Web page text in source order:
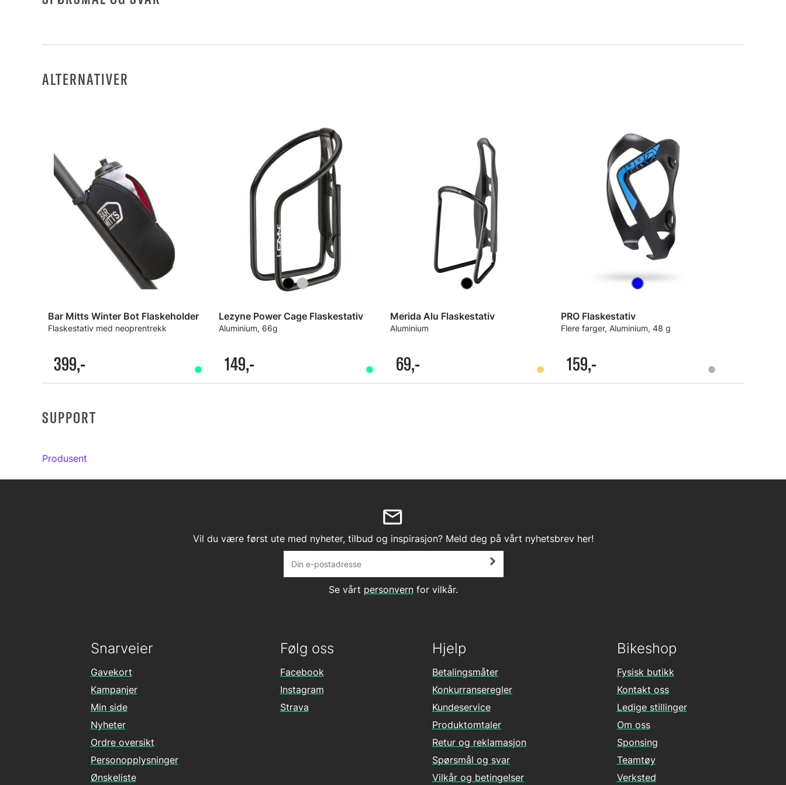
ALTERNATIVER
Bar Mitts Winter Bot Flaskeholder
Flaskestativ med neoprentrekk
399,-
Lezyne Power Cage Flaskestativ
Aluminium, 66g
149,-
Merida Alu Flaskestativ
Aluminium
69,-
PRO Flaskestativ
Flere farger, Aluminium, 48 g
159,-
SUPPORT
Produsent
Vil du være først ute med nyheter, tilbud og inspirasjon? Meld deg på vårt nyhetsbrev her!
Se vårt personvernfor vilkår.
Følg oss
Facebook
Instagram
Strava
Hjelp
Betalingsmåter
Konkurranseregler
Kundeservice
Produktomtaler
Retur og reklamasjon
Spørsmål og svar
Vilkår og betingelser
Snarveier
Gavekort
Kampanjer
Min side
Nyheter
Ordre oversikt
Personopplysninger
Ønskeliste
Bikeshop
Fysisk butikk
Kontakt oss
Ledige stillinger
Om oss
Sponsing
Teamtøy
Verksted